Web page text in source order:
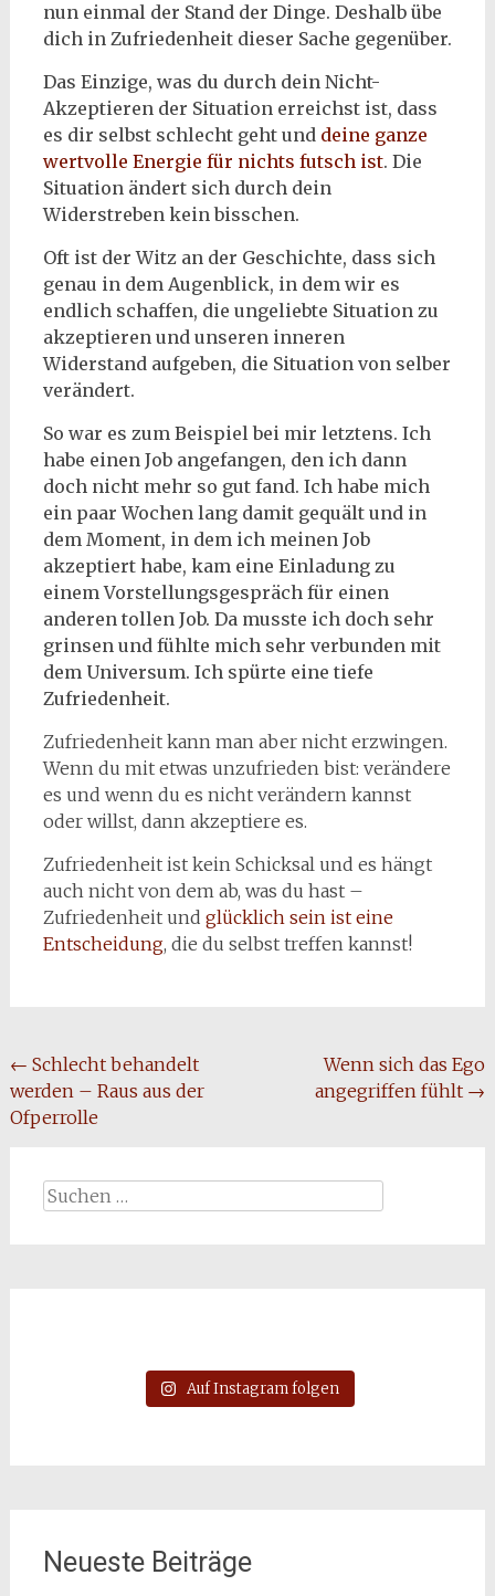
nun einmal der Stand der Dinge. Deshalb übe
dich in Zufriedenheit dieser Sache gegenüber.
Das Einzige, was du durch dein Nicht-
Akzeptieren der Situation erreichst ist, dass
es dir selbst schlecht geht und deine ganze
wertvolle Energie für nichts futsch ist. Die
Situation ändert sich durch dein
Widerstreben kein bisschen.
Oft ist der Witz an der Geschichte, dass sich
genau in dem Augenblick, in dem wir es
endlich schaffen, die ungeliebte Situation zu
akzeptieren und unseren inneren
Widerstand aufgeben, die Situation von selber
verändert.
So war es zum Beispiel bei mir letztens. Ich
habe einen Job angefangen, den ich dann
doch nicht mehr so gut fand. Ich habe mich
ein paar Wochen lang damit gequält und in
dem Moment, in dem ich meinen Job
akzeptiert habe, kam eine Einladung zu
einem Vorstellungsgespräch für einen
anderen tollen Job. Da musste ich doch sehr
grinsen und fühlte mich sehr verbunden mit
dem Universum. Ich spürte eine tiefe
Zufriedenheit.
Zufriedenheit kann man aber nicht erzwingen.
Wenn du mit etwas unzufrieden bist: verändere
es und wenn du es nicht verändern kannst
oder willst, dann akzeptiere es.
Zufriedenheit ist kein Schicksal und es hängt
auch nicht von dem ab, was du hast –
Zufriedenheit und glücklich sein ist eine
Entscheidung, die du selbst treffen kannst!
Beitragsnavigation
← Schlecht behandelt
werden – Raus aus der
Ofperrolle
Wenn sich das Ego
angegriffen fühlt →
Suchen
Auf Instagram folgen
Neueste Beiträge